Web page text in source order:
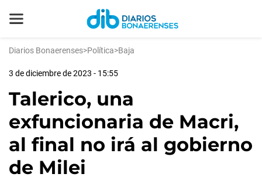
Diarios Bonaerenses>Política>Baja
3 de diciembre de 2023 - 15:55
Talerico, una
exfuncionaria de Macri,
al final no irá al gobierno
de Milei